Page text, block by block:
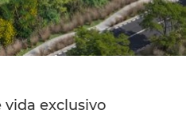
vida exclusivo